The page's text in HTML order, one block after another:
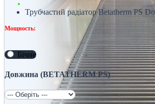
Трубчастий радіатор Betatherm PS
Мощность:
Бічне
Довжина (BETATHERM PS)